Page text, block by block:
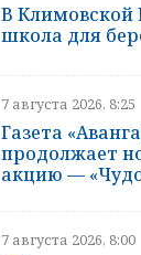
В Климовской
школа для
7 августа 2026, 8:25
Газета
продолжает
акцию —
7 августа 2026, 8:00